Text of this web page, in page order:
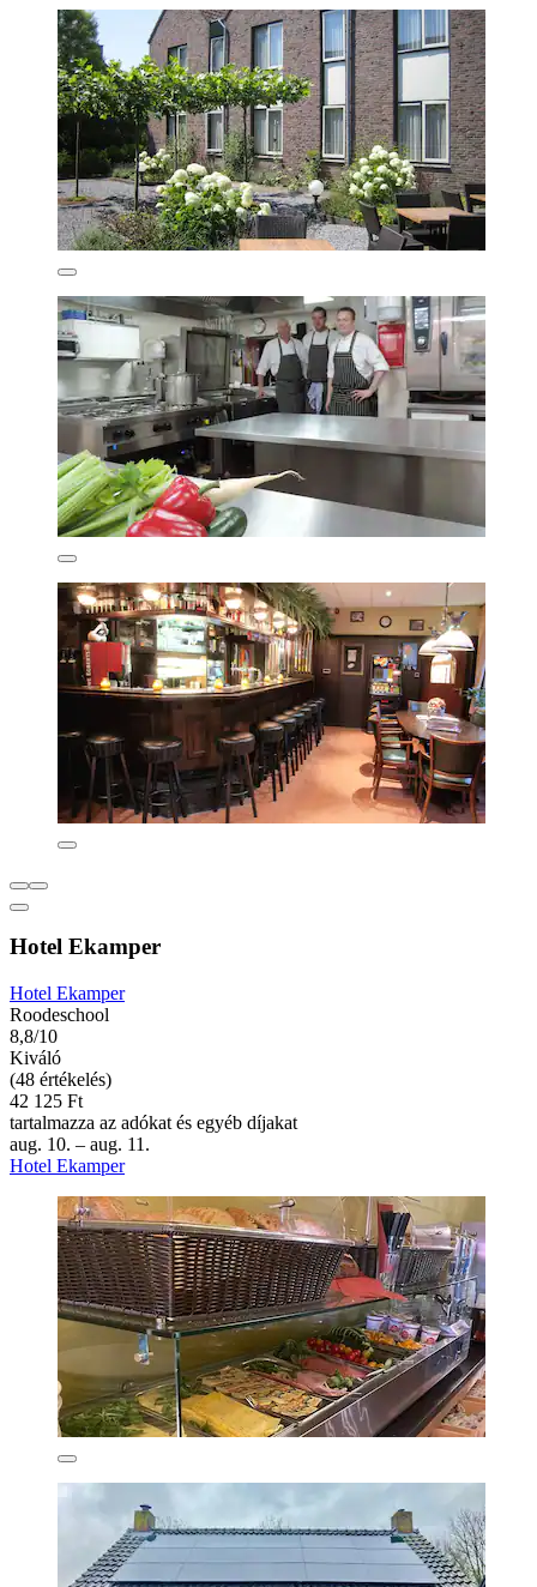
Hotel Ekamper
Hotel Ekamper
Roodeschool
8,8/10
Kiváló
(48 értékelés)
42 125 Ft
tartalmazza az adókat és egyéb díjakat
aug. 10. – aug. 11.
Hotel Ekamper